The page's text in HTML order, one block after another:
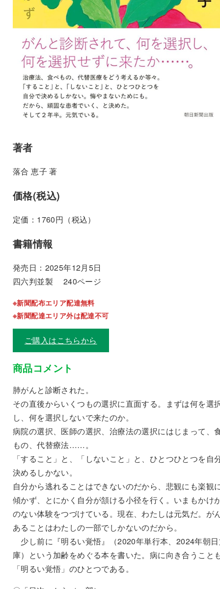
著者
落合 恵子 著
価格(税込)
定価：1760円（税込）
書籍情報
発売日：2025年12月5日
四六判並製 240ページ
※新聞配布エリア配達無料
※新聞配達エリア外は配達不可
ご購入はこちらから
商品コメント
肺がんと診断された。
その直後からいくつもの選択に直面する。まずは何を選
し、何を選択しないで来たのか。
病院の選択、医師の選択、治療法の選択にはじまって、
もの、代替療法……。
「すること」と、「しないこと」と、ひとつひとつを自
決めるしかない。
自分から逃れることはできないのだから、悲観にも楽観
傾かず、とにかく自分が頷ける小径を行く。いまもかけ
のない体験をつづけている。現在、わたしは元気だ。が
あることはわたしの一部でしかないのだから。
少し前に『明るい覚悟』（2020年単行本、2024年朝
庫）という加齢をめぐる本を書いた。病に向き合うこと
「明るい覚悟」のひとつである。